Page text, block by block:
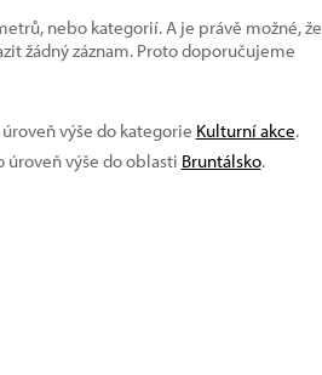
nebo kategorií. A je právě možné, že
žádný záznam. Proto doporučujeme
výše do kategorie Kulturní akce.
úroveň výše do oblasti Bruntálsko.